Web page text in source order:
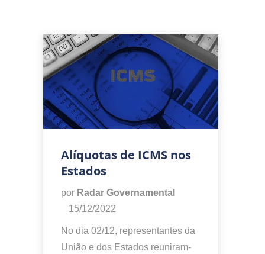
Alíquotas de ICMS nos
Estados
por Radar Governamental
15/12/2022
No dia 02/12, representantes da
União e dos Estados reuniram-